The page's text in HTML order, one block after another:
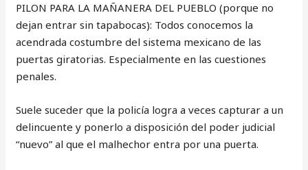
PILON PARA LA MAÑANERA DEL PUEBLO (porque no
dejan entrar sin tapabocas): Todos conocemos la
acendrada costumbre del sistema mexicano de las
puertas giratorias. Especialmente en las cuestiones
penales.
Suele suceder que la policía logra a veces capturar a un
delincuente y ponerlo a disposición del poder judicial
“nuevo” al que el malhechor entra por una puerta.